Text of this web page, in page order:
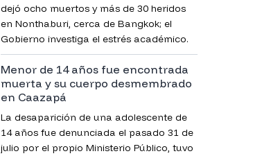
dejó ocho muertos y más de 30 heridos
en Nonthaburi, cerca de Bangkok; el
Gobierno investiga el estrés académico.
Menor de 14 años fue encontrada
muerta y su cuerpo desmembrado
en Caazapá
La desaparición de una adolescente de
14 años fue denunciada el pasado 31 de
julio por el propio Ministerio Público, tuvo